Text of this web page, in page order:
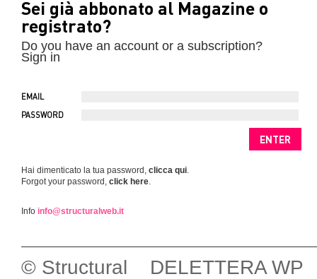
Sei già abbonato al Magazine o
registrato?
Do you have an account or a subscription?
Sign in
EMAIL
PASSWORD
Hai dimenticato la tua password, clicca qui.
Forgot your password, click here.
Info info@structuralweb.it
© Structural DELETTERA WP